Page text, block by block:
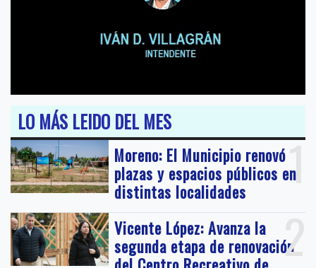
LO MÁS LEIDO DEL MES
1
Moreno: El Municipio renovó
plazas y espacios públicos en
distintas localidades
2
Vicente López: Avanza la
segunda etapa de renovación